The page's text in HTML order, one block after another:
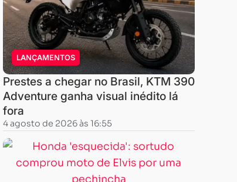
LANÇAMENTOS
Prestes a chegar no Brasil, KTM 390
Adventure ganha visual inédito lá
fora
4 agosto de 2026 às 16:55